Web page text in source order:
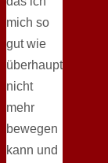
mich so
gut wie
überhaupt
nicht
mehr
bewegen
kann und